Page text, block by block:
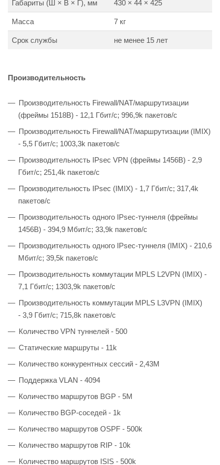
Габариты (Ш × В × Г), мм 430 × 44 × 425
Масса 7 кг
Cрок службы не менее 15 лет
Производительность
Производительность Firewall/NAT/маршрутизации
(фреймы 1518B) - 12,1 Гбит/c; 996,9k пакетов/с
Производительность Firewall/NAT/маршрутизации (IMIX)
- 5,5 Гбит/c; 1003,3k пакетов/c
Производительность IPsec VPN (фреймы 1456B) - 2,9
Гбит/c; 251,4k пакетов/с
Производительность IPsec (IMIX) - 1,7 Гбит/c; 317,4k
пакетов/c
Производительность одного IPsec-туннеля (фреймы
1456B) - 394,9 Мбит/c; 33,9k пакетов/c
Производительность одного IPsec-туннеля (IMIX) - 210,6
Мбит/c; 39,5k пакетов/с
Производительность коммутации MPLS L2VPN (IMIX) -
7,1 Гбит/с; 1303,9k пакетов/с
Производительность коммутации MPLS L3VPN (IMIX)
- 3,9 Гбит/с; 715,8k пакетов/с
Количество VPN туннелей - 500
Статические маршруты - 11k
Количество конкурентных сессий - 2,43M
Поддержка VLAN - 4094
Количество маршрутов BGP - 5M
Количество BGP-соседей - 1k
Количество маршрутов OSPF - 500k
Количество маршрутов RIP - 10k
Количество маршрутов ISIS - 500k